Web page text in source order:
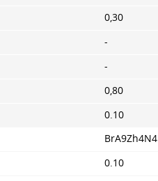
0,30
-
-
0,80
0.10
BrA9Zh4N4
0.10